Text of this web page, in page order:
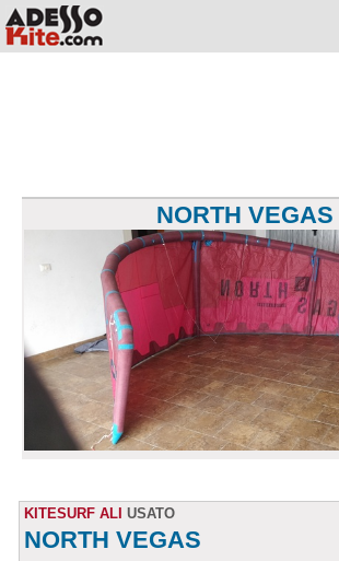
NORTH VEGAS
KITESURF ALI USATO
NORTH VEGAS